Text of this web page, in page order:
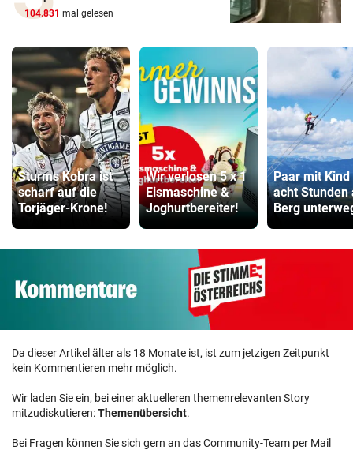
104.831 mal gelesen
Sturms Kobra ist
scharf auf die
Torjäger-Krone!
Wir verlosen 5 x 1
Eismaschine &
Joghurtbereiter!
Paar mit
acht Stunden
Berg
Da dieser Artikel älter als 18 Monate ist, ist zum jetzigen Zeitpunkt
kein Kommentieren mehr möglich.
Wir laden Sie ein, bei einer aktuelleren themenrelevanten Story
mitzudiskutieren:Themenübersicht.
Bei Fragen können Sie sich gern an das Community-Team per Mail